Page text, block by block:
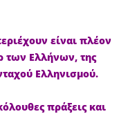
είναι πλέον
των Ελλήνων, της
Ελληνισμού.
πράξεις και